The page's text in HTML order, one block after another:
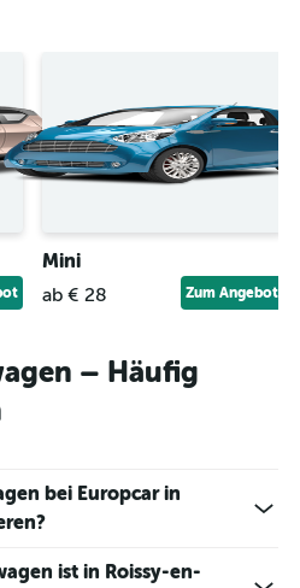
Mini
ab € 28 Zum Angebot
– Häufig
bei Europcar in
ist in Roissy-en-